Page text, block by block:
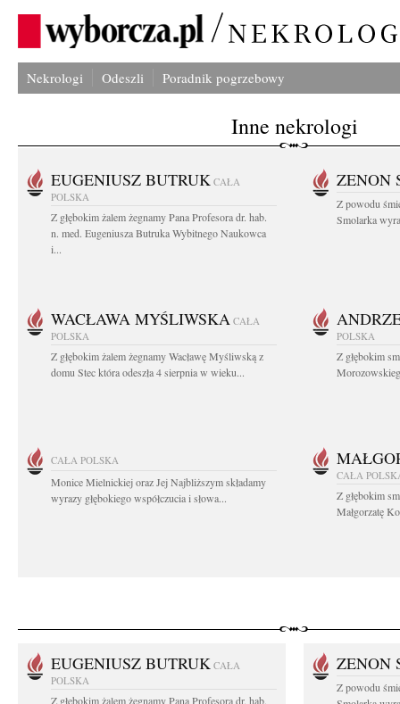
Nekrologi Odeszli Poradnik pogrzebowy
Inne nekrologi
EUGENIUSZ BUTRUK CAŁA
POLSKA
Z głębokim żalem żegnamy Pana Profesora dr. hab.
n. med. Eugeniusza Butruka Wybitnego Naukowca
i...
ZENON
Z powodu
Smolarka
WACŁAWA MYŚLIWSKA CAŁA
POLSKA
Z głębokim żalem żegnamy Wacławę Myśliwską z
domu Stec która odeszła 4 sierpnia w wieku...
POLSKA
Z głębokim
CAŁA POLSKA
Monice Mielnickiej oraz Jej Najbliższym składamy
wyrazy głębokiego współczucia i słowa...
CAŁA
Z głębokim
Małgorzatę
EUGENIUSZ BUTRUK CAŁA
POLSKA
Z głębokim żalem żegnamy Pana Profesora dr. hab.
ZENON
Z powodu